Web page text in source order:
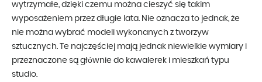
wytrzymałe, dzięki czemu można cieszyć się takim
wyposażeniem przez długie lata. Nie oznacza to jednak, że
nie można wybrać modeli wykonanych z tworzyw
sztucznych. Te najczęściej mają jednak niewielkie wymiary i
przeznaczone są głównie do kawalerek i mieszkań typu
studio.